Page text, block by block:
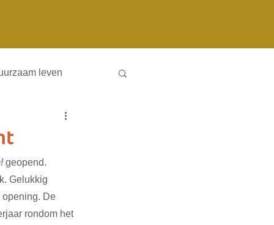
leven
14 SDG 15
geopend.
Gelukkig
opening. De
rondom het